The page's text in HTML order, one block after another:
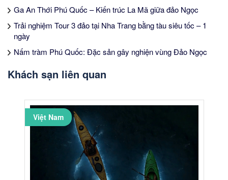
Ga An Thới Phú Quốc – Kiến trúc La Mã giữa đảo Ngọc
Trải nghiệm Tour 3 đảo tại Nha Trang bằng tàu siêu tốc – 1
ngày
Nấm tràm Phú Quốc: Đặc sản gây nghiện vùng Đảo Ngọc
Khách sạn liên quan
Việt Nam